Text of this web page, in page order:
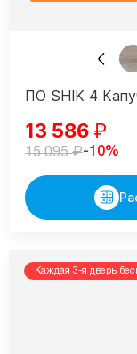
ПО SHIK 4
13 586 ₽
15 095₽-10%
Каждая 3-я дверь